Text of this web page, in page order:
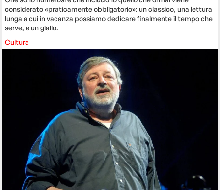
considerato «praticamente obbligatorio»: un classico, una lettura
lunga a cui in vacanza possiamo dedicare finalmente il tempo che
serve, e un giallo.
Cultura